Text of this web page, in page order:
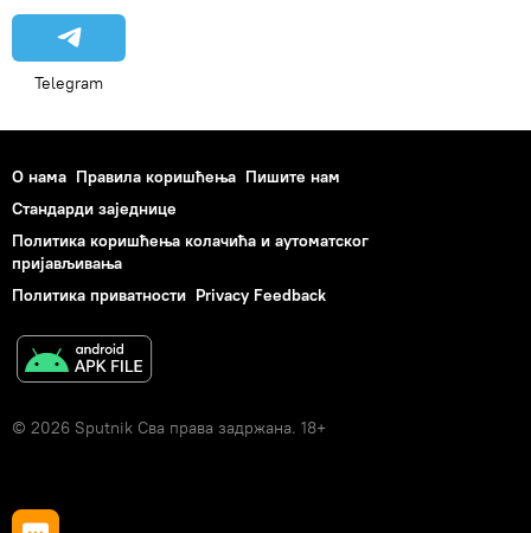
Telegram
О нама Правила коришћења Пишите нам
Стандарди заједнице
Политика коришћења колачића и аутоматског
пријављивања
Политика приватности Privacy Feedback
© 2026 Sputnik Сва права задржана. 18+